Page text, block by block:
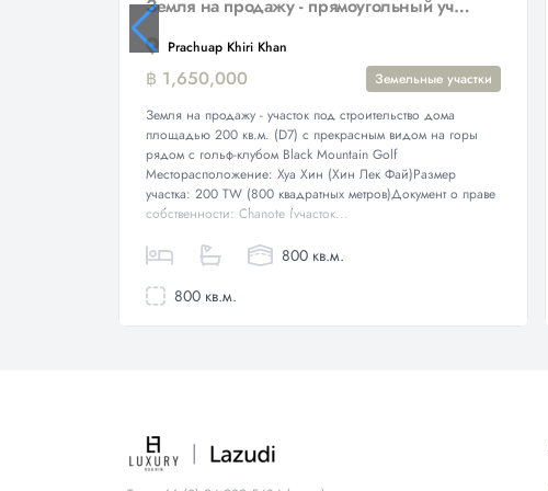
Земля на продажу - прямоугольный участок 200 кв.м. (800 кв.м.) рядом с Black Mountain Golf
Prachuap Khiri Khan
฿ 1,650,000
Земельные участки
Земля на продажу - участок под строительство дома
площадью 200 кв.м. (D7) с прекрасным видом на горы
рядом с гольф-клубом Black Mountain Golf
Месторасположение: Хуа Хин (Хин Лек Фай)Размер
участка: 200 TW (800 квадратных метров)Документ о праве
собственности: Chanote (участок...
800 кв.м.
800 кв.м.